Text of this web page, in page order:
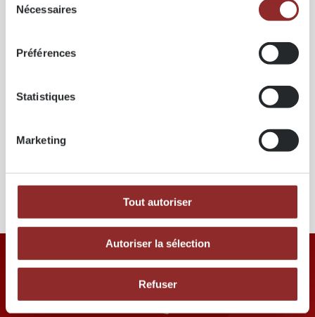
Nécessaires
Préférences
Statistiques
Marketing
Tout autoriser
Autoriser la sélection
Refuser
Ossature bois